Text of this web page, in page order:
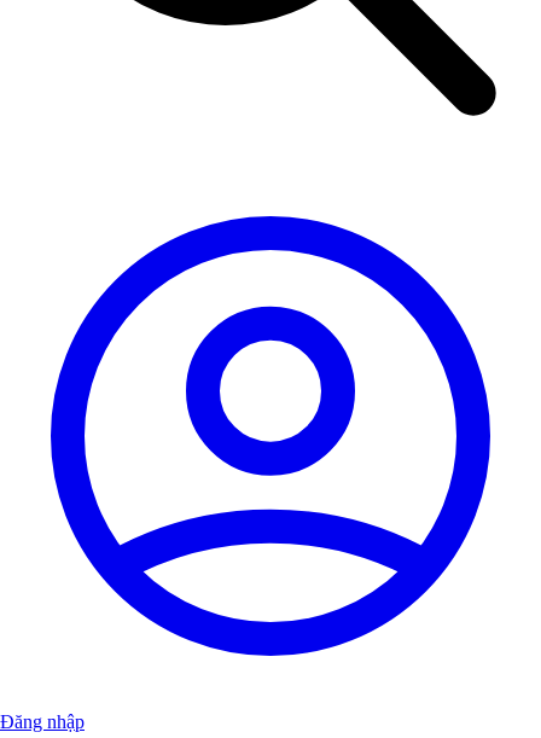
Đăng nhập